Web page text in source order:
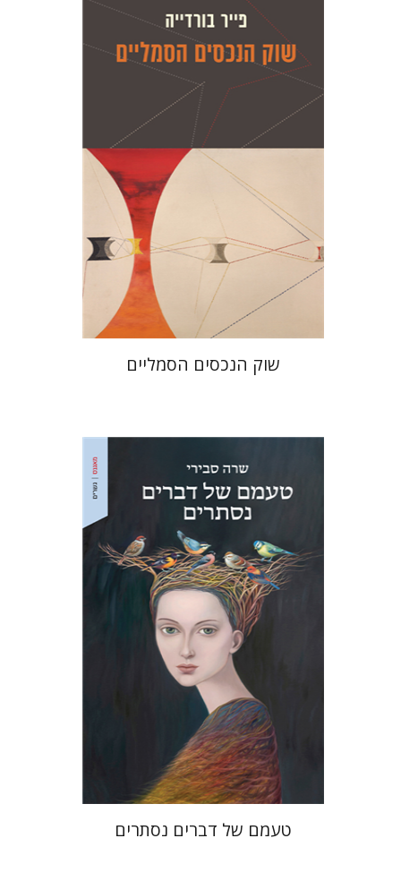
פייר בורדייה
ז'יזל ספירו
אמוץ גלעדי
ז'יזל ספירו
אמוץ גלעדי
הנחת אתר ספר מודפס
$31
שוק הנכסים הסמליים
שרה סבירי
הנחת אתר ספר מודפס
$35
$32
טעמם של דברים נסתרים